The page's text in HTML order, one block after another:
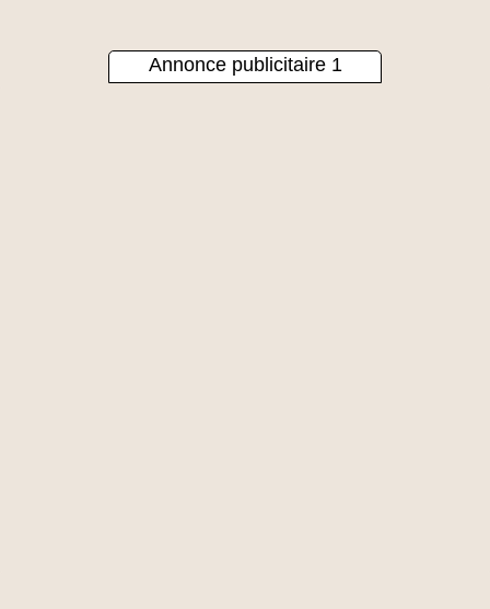
Annonce publicitaire 1